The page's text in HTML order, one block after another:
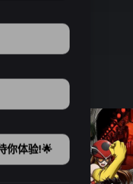
你体验!🌟